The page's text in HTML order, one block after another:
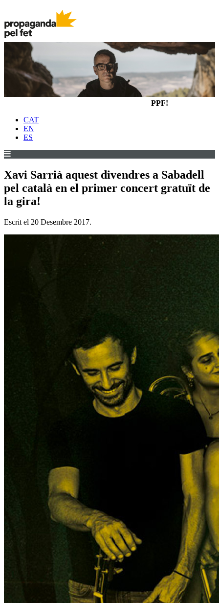
PPF!
CAT
EN
ES
Xavi Sarrià aquest divendres a Sabadell
pel català en el primer concert gratuït de
la gira!
Escrit el 20 Desembre 2017.